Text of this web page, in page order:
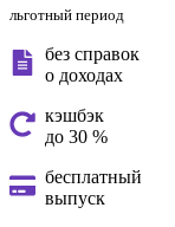
льготный период
без справок
о доходах
кэшбэк
до 30 %
бесплатный
выпуск